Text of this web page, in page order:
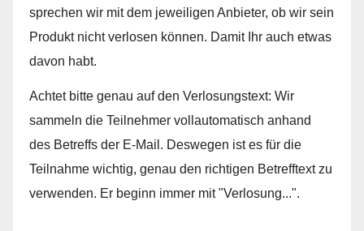
sprechen wir mit dem jeweiligen Anbieter, ob wir sein
Produkt nicht verlosen können. Damit Ihr auch etwas
davon habt.
Achtet bitte genau auf den Verlosungstext: Wir
sammeln die Teilnehmer vollautomatisch anhand
des Betreffs der E-Mail. Deswegen ist es für die
Teilnahme wichtig, genau den richtigen Betrefftext zu
verwenden. Er beginn immer mit "Verlosung...".